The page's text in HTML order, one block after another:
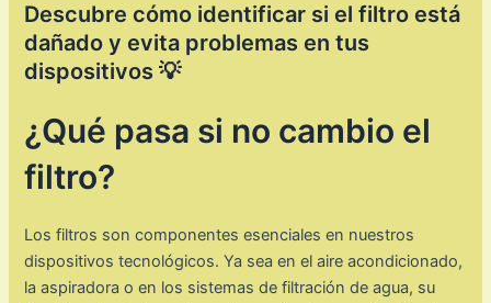
Descubre cómo identificar si el filtro está
dañado y evita problemas en tus
dispositivos 💡
¿Qué pasa si no cambio el
filtro?
Los filtros son componentes esenciales en nuestros
dispositivos tecnológicos. Ya sea en el aire acondicionado,
la aspiradora o en los sistemas de filtración de agua, su